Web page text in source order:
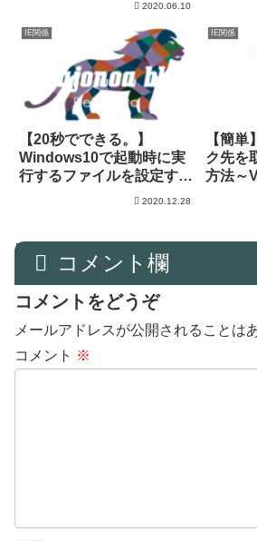
2020.06.10
IE関係
【20秒でできる。】
Windows10で起動時に実
行するファイルを設定する
2020.12.28
IE関係
【簡
ク先を
方法～
コメント欄
コメントをどうぞ
メールアドレスが公開されることは
コメント ※